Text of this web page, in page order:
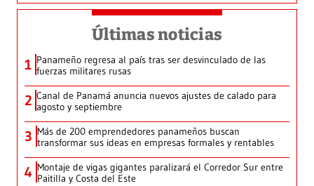
Últimas noticias
1 Panameño regresa al país tras ser desvinculado de las
fuerzas militares rusas
2 Canal de Panamá anuncia nuevos ajustes de calado para
agosto y septiembre
3 Más de 200 emprendedores panameños buscan
transformar sus ideas en empresas formales y rentables
4 Montaje de vigas gigantes paralizará el Corredor Sur entre
Paitilla y Costa del Este